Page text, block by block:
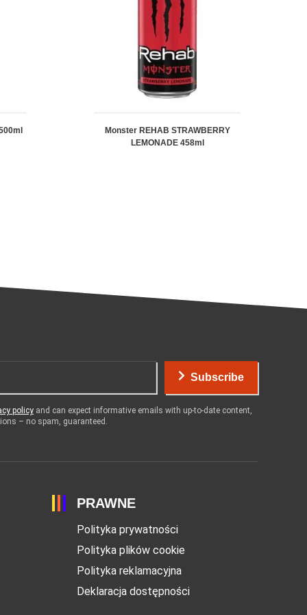
Monster REHAB STRAWBERRY
LEMONADE 458ml
Subscribe
policy and can expect informative emails with up-to-date content,
– no spam, guaranteed.
PRAWNE
Polityka prywatności
Polityka plików cookie
Polityka reklamacyjna
Deklaracja dostępności